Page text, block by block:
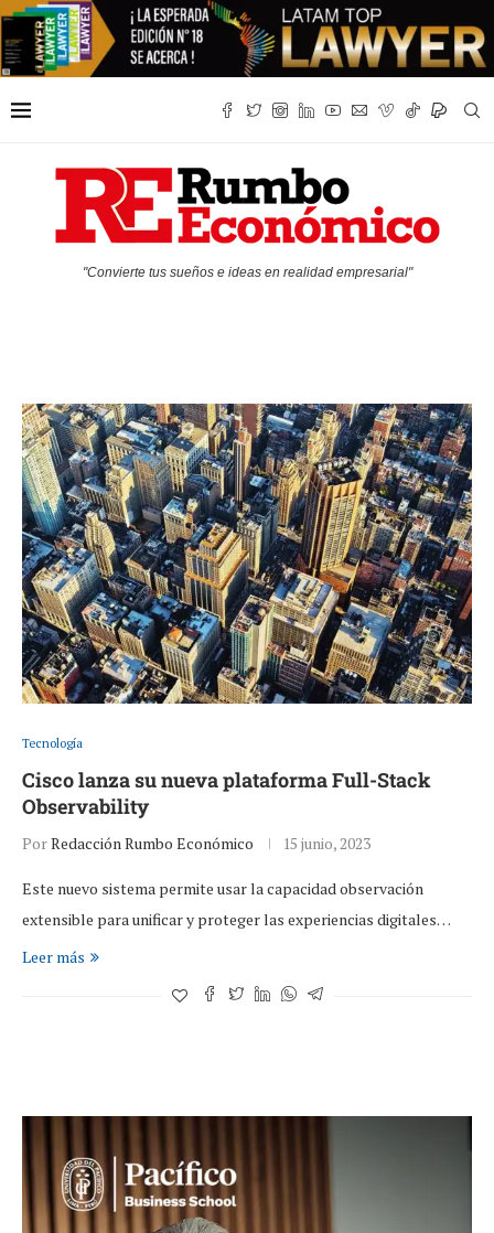
"Convierte tus sueños e ideas en realidad empresarial"
Tecnología
Cisco lanza su nueva plataforma Full-Stack
Observability
PorRedacción Rumbo Económico 15 junio, 2023
Este nuevo sistema permite usar la capacidad observación
extensible para unificar y proteger las experiencias digitales…
Leer más